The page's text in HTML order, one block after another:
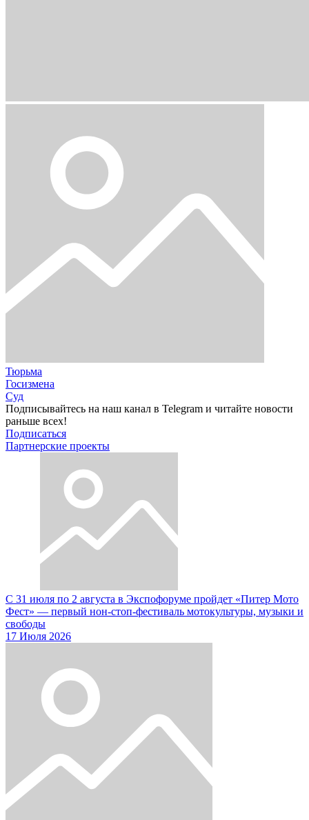
Тюрьма
Госизмена
Суд
Подписывайтесь на наш канал в Telegram и читайте новости
раньше всех!
Подписаться
Партнерские проекты
С 31 июля по 2 августа в Экспофоруме пройдет «Питер Мото
Фест» — первый нон-стоп-фестиваль мотокультуры, музыки и
свободы
17 Июля 2026